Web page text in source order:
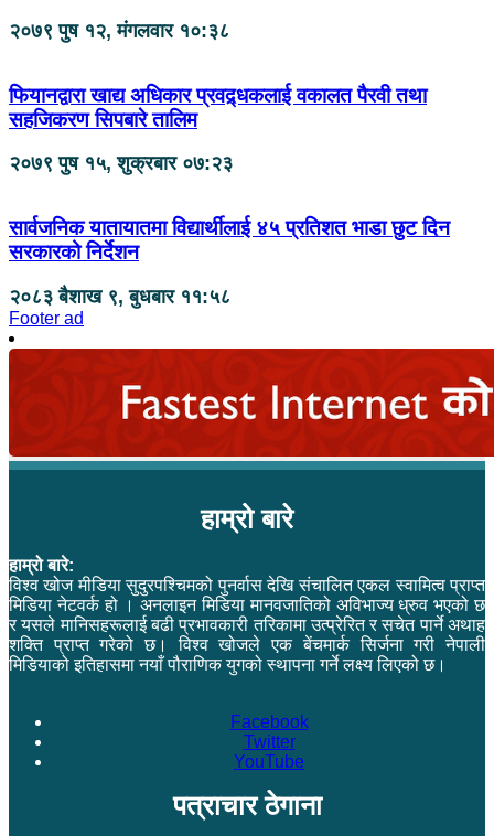
२०७९ पुष १२, मंगलवार १०:३८
फियानद्वारा खाद्य अधिकार प्रवद्र्धकलाई वकालत पैरवी तथा
सहजिकरण सिपबारे तालिम
२०७९ पुष १५, शुक्रबार ०७:२३
सार्वजनिक यातायातमा विद्यार्थीलाई ४५ प्रतिशत भाडा छुट दिन
सरकारको निर्देशन
२०८३ बैशाख ९, बुधबार ११:५८
Footer ad
हाम्रो बारे
हाम्रो बारे:
विश्व खोज मीडिया सुदुरपश्चिमको पुनर्वास देखि संचालित एकल स्वामित्व प्राप्त
मिडिया नेटवर्क हो । अनलाइन मिडिया मानवजातिको अविभाज्य ध्रुव भएको छ
र यसले मानिसहरूलाई बढी प्रभावकारी तरिकामा उत्प्रेरित र सचेत पार्ने अथाह
शक्ति प्राप्त गरेको छ। विश्व खोजले एक बेंचमार्क सिर्जना गरी नेपाली
मिडियाको इतिहासमा नयाँ पौराणिक युगको स्थापना गर्ने लक्ष्य लिएको छ।
Facebook
Twitter
YouTube
पत्राचार ठेगाना